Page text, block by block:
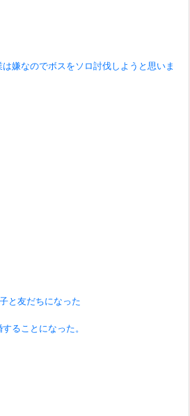
嫌なのでボスをソロ討伐しようと思いま
と友だちになった
ることになった。